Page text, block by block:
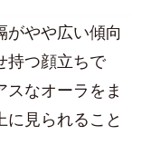
がやや広い傾向
持つ顔立ちで
なオーラをま
に見られること